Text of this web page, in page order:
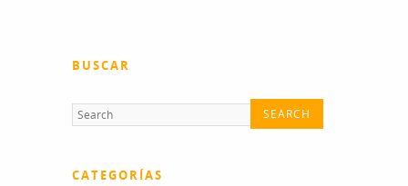
BUSCAR
CATEGORÍAS